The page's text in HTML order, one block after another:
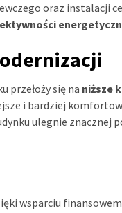
oraz instalacji
przełoży się na niższe
i bardziej
ulegnie znacznej
wsparciu